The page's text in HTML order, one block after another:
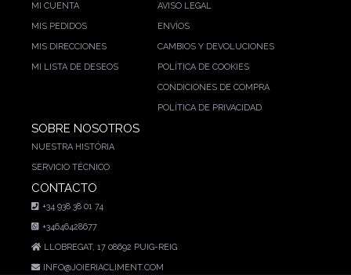
MI CUENTA
MIS PEDIDOS
MIS DIRECCIONES
MI LISTA DE DESEOS
AVISO LEGAL
ENVÍOS
CAMBIOS Y DEVOLUCIONES
POLÍTICA DE COOKIES
CONDICIONES DE COMPRA
POLÍTICA DE PRIVACIDAD
SOBRE NOSOTROS
NUESTRA HISTÓRIA
SERVICIO TÉCNICO
CONTACTO
+34 938 38 01 74
+34646428677
LLOBREGAT, 17 08692 PUIG-REIG
INFO@JOIERIACLIMENT.COM